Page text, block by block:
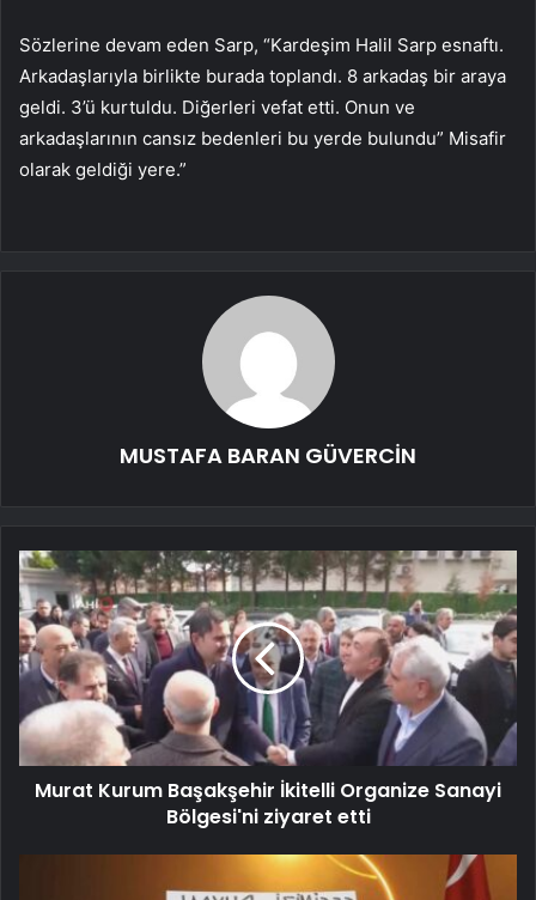
Sözlerine devam eden Sarp, “Kardeşim Halil Sarp esnaftı.
Arkadaşlarıyla birlikte burada toplandı. 8 arkadaş bir araya
geldi. 3’ü kurtuldu. Diğerleri vefat etti. Onun ve
arkadaşlarının cansız bedenleri bu yerde bulundu” Misafir
olarak geldiği yere.”
MUSTAFA BARAN GÜVERCİN
Murat Kurum Başakşehir İkitelli Organize Sanayi
Bölgesi'ni ziyaret etti